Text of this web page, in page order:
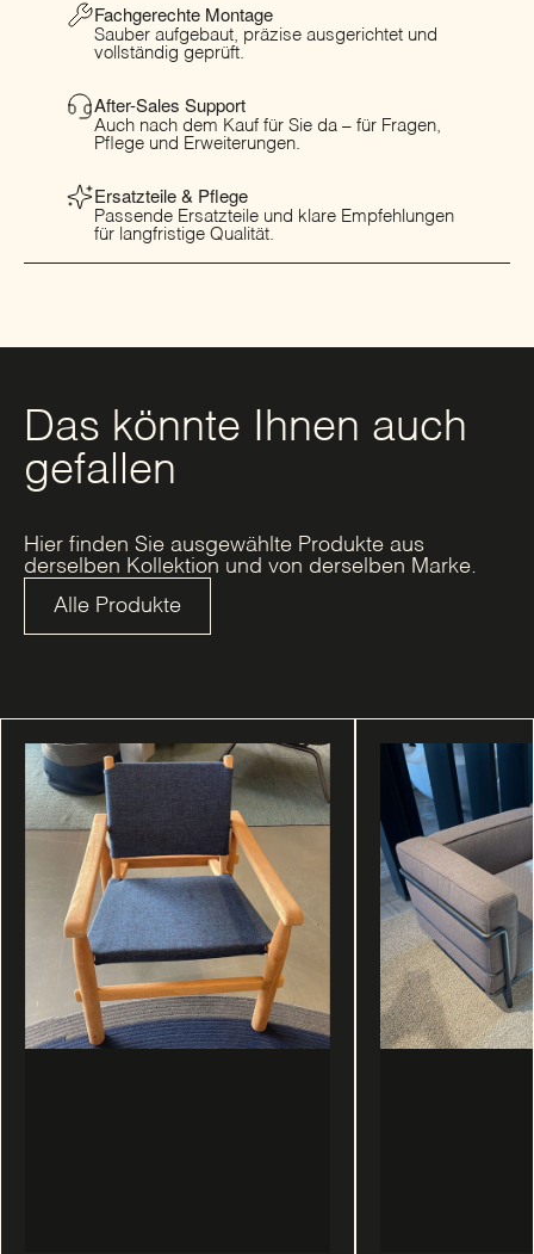
Fachgerechte Montage
Sauber aufgebaut, präzise ausgerichtet und
vollständig geprüft.
After-Sales Support
Auch nach dem Kauf für Sie da – für Fragen,
Pflege und Erweiterungen.
Ersatzteile & Pflege
Passende Ersatzteile und klare Empfehlungen
für langfristige Qualität.
Das könnte Ihnen auch
gefallen
Hier finden Sie ausgewählte Produkte aus
derselben Kollektion und von derselben Marke.
Alle Produkte